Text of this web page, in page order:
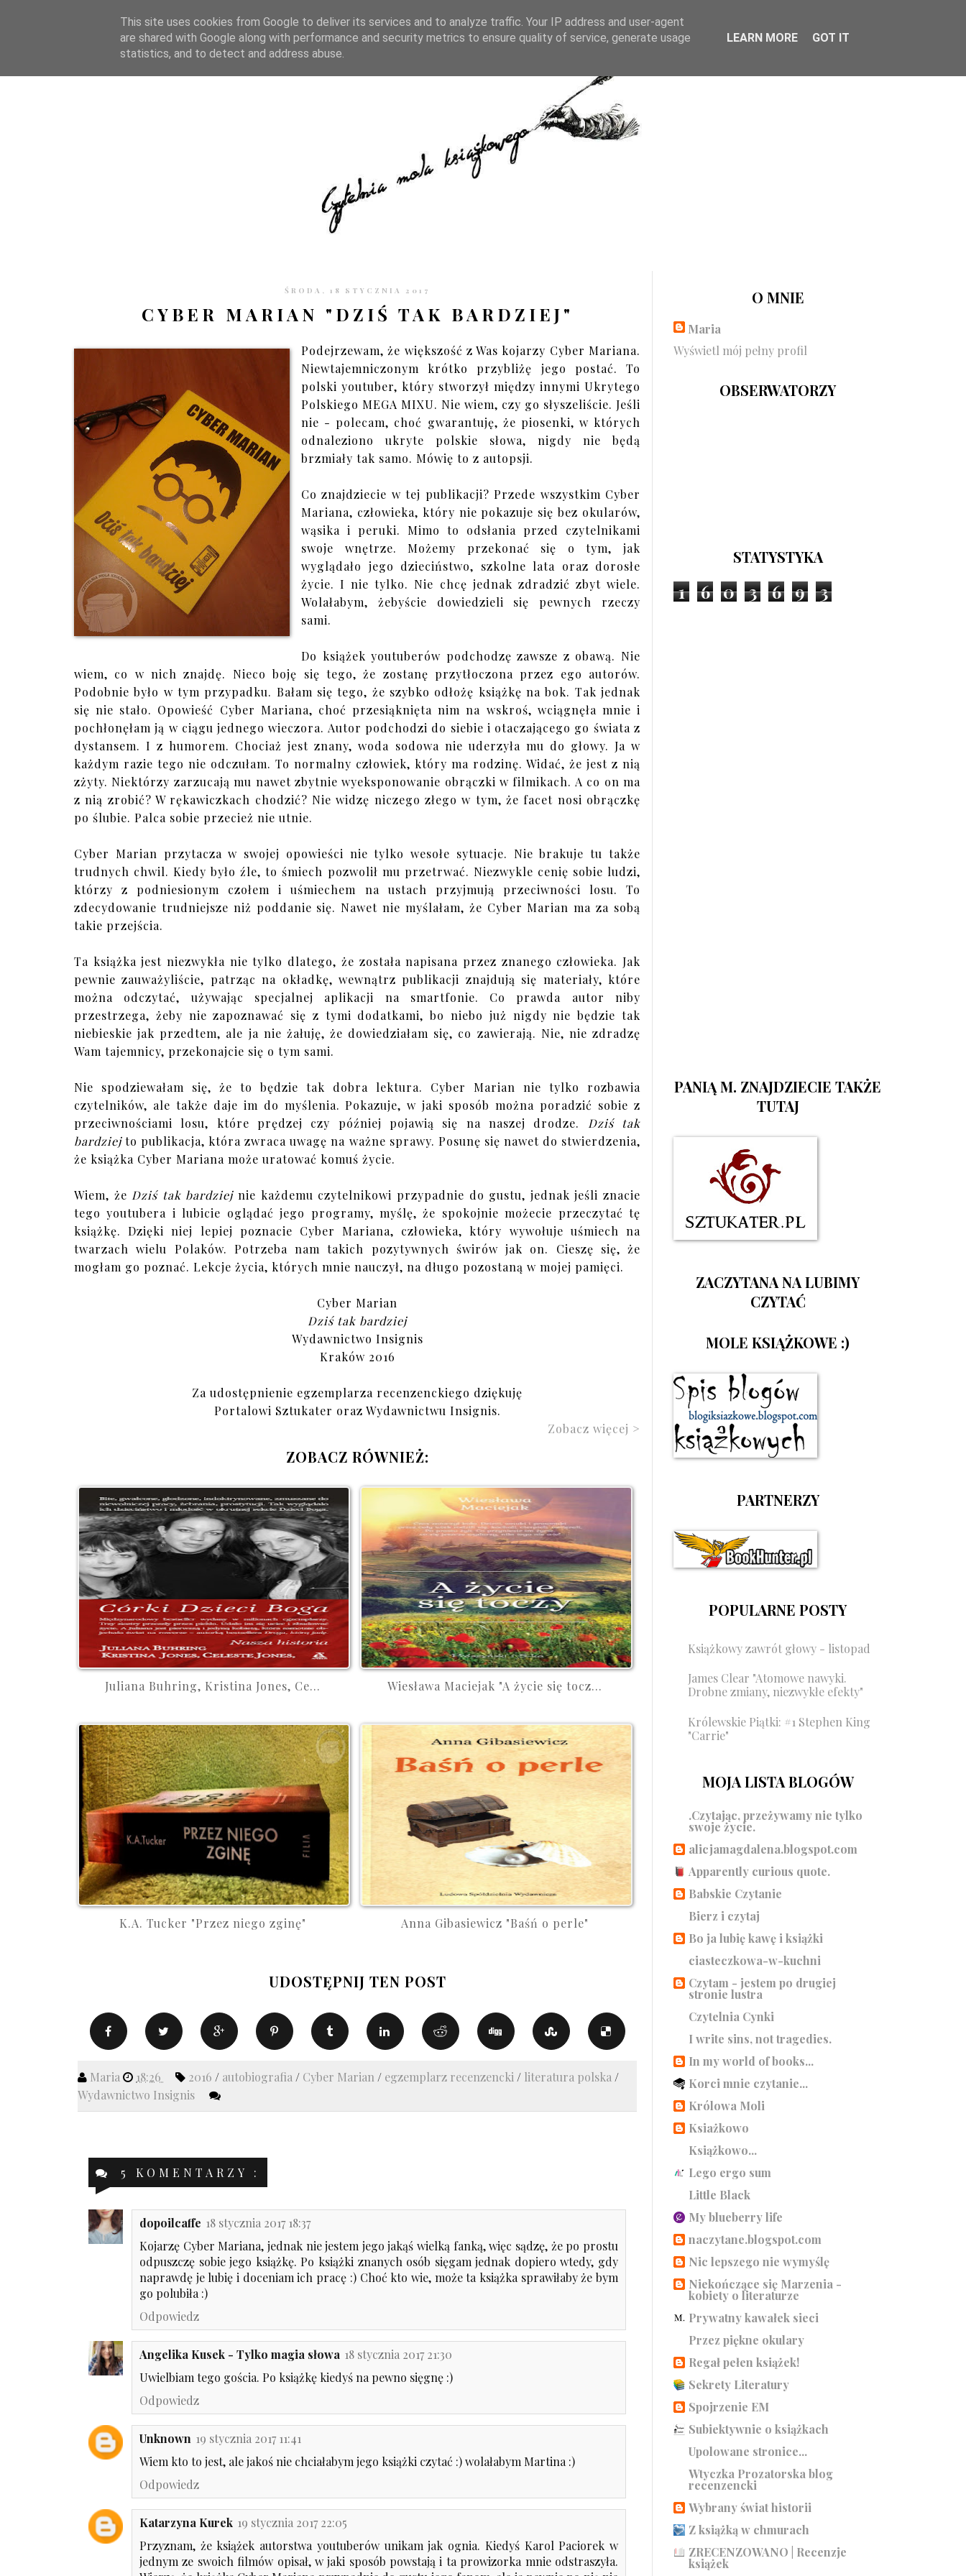
STRONA GŁÓWNA WSPÓŁPRACA RECENZJE O STRONIE KONTAKT CZYTELNIA PO GODZINACH
ŚRODA, 18 STYCZNIA 2017
CYBER MARIAN "DZIŚ TAK BARDZIEJ"
Podejrzewam, że większość z Was kojarzy Cyber Mariana.
Niewtajemniczonym krótko przybliżę jego postać. To
polski youtuber, który stworzył między innymi Ukrytego
Polskiego MEGA MIXU. Nie wiem, czy go słyszeliście. Jeśli
nie - polecam, choć gwarantuję, że piosenki, w których
odnaleziono ukryte polskie słowa, nigdy nie będą
brzmiały tak samo. Mówię to z autopsji.
Co znajdziecie w tej publikacji? Przede wszystkim Cyber
Mariana, człowieka, który nie pokazuje się bez okularów,
wąsika i peruki. Mimo to odsłania przed czytelnikami
swoje wnętrze. Możemy przekonać się o tym, jak
wyglądało jego dzieciństwo, szkolne lata oraz dorosłe
życie. I nie tylko. Nie chcę jednak zdradzić zbyt wiele.
Wolałabym, żebyście dowiedzieli się pewnych rzeczy
sami.
Do książek youtuberów podchodzę zawsze z obawą. Nie
wiem, co w nich znajdę. Nieco boję się tego, że zostanę przytłoczona przez ego autorów.
Podobnie było w tym przypadku. Bałam się tego, że szybko odłożę książkę na bok. Tak jednak
się nie stało. Opowieść Cyber Mariana, choć przesiąknięta nim na wskroś, wciągnęła mnie i
pochłonęłam ją w ciągu jednego wieczora. Autor podchodzi do siebie i otaczającego go świata z
dystansem. I z humorem. Chociaż jest znany, woda sodowa nie uderzyła mu do głowy. Ja w
każdym razie tego nie odczułam. To normalny człowiek, który ma rodzinę. Widać, że jest z nią
zżyty. Niektórzy zarzucają mu nawet zbytnie wyeksponowanie obrączki w filmikach. A co on ma
z nią zrobić? W rękawiczkach chodzić? Nie widzę niczego złego w tym, że facet nosi obrączkę
po ślubie. Palca sobie przecież nie utnie.
Cyber Marian przytacza w swojej opowieści nie tylko wesołe sytuacje. Nie brakuje tu także
trudnych chwil. Kiedy było źle, to śmiech pozwolił mu przetrwać. Niezwykle cenię sobie ludzi,
którzy z podniesionym czołem i uśmiechem na ustach przyjmują przeciwności losu. To
zdecydowanie trudniejsze niż poddanie się. Nawet nie myślałam, że Cyber Marian ma za sobą
takie przejścia.
Ta książka jest niezwykła nie tylko dlatego, że została napisana przez znanego człowieka. Jak
pewnie zauważyliście, patrząc na okładkę, wewnątrz publikacji znajdują się materiały, które
można odczytać, używając specjalnej aplikacji na smartfonie. Co prawda autor niby
przestrzega, żeby nie zapoznawać się z tymi dodatkami, bo niebo już nigdy nie będzie tak
niebieskie jak przedtem, ale ja nie żałuję, że dowiedziałam się, co zawierają. Nie, nie zdradzę
Wam tajemnicy, przekonajcie się o tym sami.
Nie spodziewałam się, że to będzie tak dobra lektura. Cyber Marian nie tylko rozbawia
czytelników, ale także daje im do myślenia. Pokazuje, w jaki sposób można poradzić sobie z
przeciwnościami losu, które prędzej czy później pojawią się na naszej drodze.
Dziś tak
bardziejto publikacja, która zwraca uwagę na ważne sprawy. Posunę się nawet do stwierdzenia,
że książka Cyber Mariana może uratować komuś życie.
Wiem, że Dziś tak bardziejnie każdemu czytelnikowi przypadnie do gustu, jednak jeśli znacie
tego youtubera i lubicie oglądać jego programy, myślę, że spokojnie możecie przeczytać tę
książkę. Dzięki niej lepiej poznacie Cyber Mariana, człowieka, który wywołuje uśmiech na
twarzach wielu Polaków. Potrzeba nam takich pozytywnych świrów jak on. Cieszę się, że
mogłam go poznać. Lekcje życia, których mnie nauczył, na długo pozostaną w mojej pamięci.
Cyber Marian
Dziś tak bardziej
Wydawnictwo Insignis
Kraków 2016
Za udostępnienie egzemplarza recenzenckiego dziękuję
Portalowi Sztukater oraz Wydawnictwu Insignis.
Zobacz więcej >
ZOBACZ RÓWNIEŻ:
Juliana Buhring, Kristina Jones, Ce... Wiesława Maciejak "A życie się tocz...
K.A. Tucker "Przez niego zginę" Anna Gibasiewicz "Baśń o perle"
UDOSTĘPNIJ TEN POST
Maria 18:26 2016 / autobiografia / Cyber Marian / egzemplarz recenzencki / literatura polska /
Wydawnictwo Insignis
5 KOMENTARZY :
dopoilcaffe 18 stycznia 2017 18:37
Kojarzę Cyber Mariana, jednak nie jestem jego jakąś wielką fanką, więc sądzę, że po prostu
odpuszczę sobie jego książkę. Po książki znanych osób sięgam jednak dopiero wtedy, gdy
naprawdę je lubię i doceniam ich pracę :) Choć kto wie, może ta książka sprawiłaby że bym
go polubiła :)
Odpowiedz
Angelika Kusek - Tylko magia słowa 18 stycznia 2017 21:30
Uwielbiam tego gościa. Po książkę kiedyś na pewno sięgnę :)
Odpowiedz
Unknown 19 stycznia 2017 11:41
Wiem kto to jest, ale jakoś nie chciałabym jego książki czytać :) wolałabym Martina :)
Odpowiedz
Katarzyna Kurek 19 stycznia 2017 22:05
Przyznam, że książek autorstwa youtuberów unikam jak ognia. Kiedyś Karol Paciorek w
jednym ze swoich filmów opisał, w jaki sposób powstają i ta prowizorka mnie odstraszyła.
O MNIE
Maria
Wyświetl mój pełny profil
OBSERWATORZY
STATYSTYKA
1 6 0 3 6 9 3
PANIĄ M. ZNAJDZIECIE TAKŻE
TUTAJ
ZACZYTANA NA LUBIMY
CZYTAĆ
MOLE KSIĄŻKOWE :)
PARTNERZY
POPULARNE POSTY
Książkowy zawrót głowy - listopad
James Clear "Atomowe nawyki.
Drobne zmiany, niezwykłe efekty"
Królewskie Piątki: #1 Stephen King
"Carrie"
MOJA LISTA BLOGÓW
.Czytając, przeżywamy nie tylko
swoje życie.
alicjamagdalena.blogspot.com
Apparently curious quote.
Babskie Czytanie
Bierz i czytaj
Bo ja lubię kawę i książki
ciasteczkowa-w-kuchni
Czytam - jestem po drugiej
stronie lustra
Czytelnia Cynki
I write sins, not tragedies.
In my world of books...
Korci mnie czytanie...
Królowa Moli
Ksiażkowo
Książkowo...
Lego ergo sum
Little Black
My blueberry life
naczytane.blogspot.com
Nic lepszego nie wymyślę
Niekończące się Marzenia -
kobiety o literaturze
Prywatny kawałek sieci
Przez piękne okulary
Regał pełen książek!
Sekrety Literatury
Spojrzenie EM
Subiektywnie o książkach
Upolowane stronice...
Wtyczka Prozatorska blog
recenzencki
Wybrany świat historii
Z książką w chmurach
ZRECENZOWANO | Recenzje
książek
This site uses cookies from Google to deliver its services and to analyze traffic. Your IP address and user-agent
are shared with Google along with performance and security metrics to ensure quality of service, generate usage
statistics, and to detect and address abuse.
LEARN MORE GOT IT